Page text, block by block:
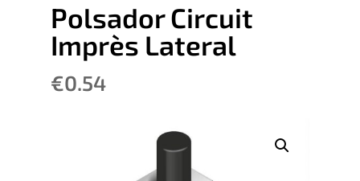
Polsador Circuit
Imprès Lateral
€0.54